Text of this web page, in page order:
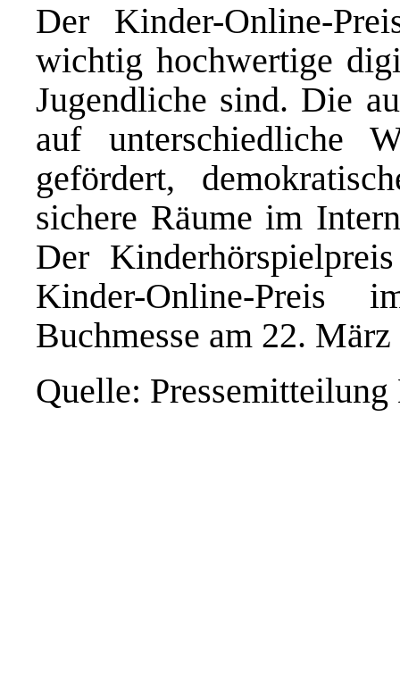
Der Kinder-Online-
wichtig hochwertige
Jugendliche sind. Die
auf unterschiedliche
gefördert,
sichere Räume im
Der
Kinder-Online-Preis
Buchmesse am 22.
Quelle: